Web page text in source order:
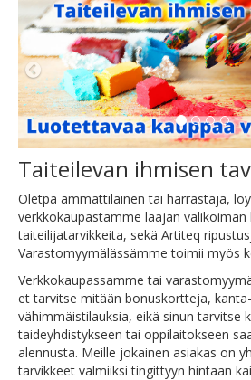
Taiteilevan ihmisen
Oletpa ammattilainen tai harrastaja,
verkkokaupastamme laajan valikoiman
taiteilijatarvikkeita, sekä Artiteq
Varastomyymälässämme toimii myös
Verkkokaupassamme tai
et tarvitse mitään bonuskortteja,
vähimmäistilauksia, eikä sinun tarvitse
taideyhdistykseen tai oppilaitokseen
alennusta. Meille jokainen asiakas on
tarvikkeet valmiiksi tingittyyn hintaan